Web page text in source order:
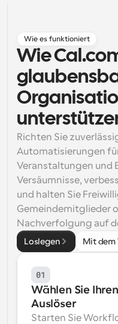
Supercharged
Automatisieren Sie
Blog
Bleiben Sie auf
Nachrichten und
Sofortige
Treffen Sie sich in
Dynamische
Nahtlos Meetings
Webhooks
Erhalten Sie eine
passiert
Wie es funktioniert
Wie
Richten Sie
Automatisierungen
Veranstaltungen und
Versäumnisse,
und halten Sie
Gemeindemitglieder
Nachverfolgung auf
Loslegen Mit dem
01
Wählen Sie
Auslöser
Starten Sie